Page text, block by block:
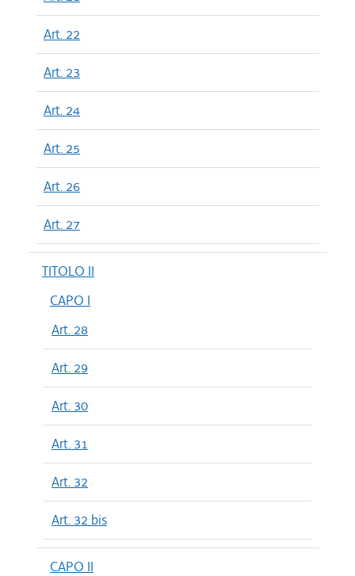
Art. 22
Art. 23
Art. 24
Art. 25
Art. 26
Art. 27
TITOLO II
CAPO I
Art. 28
Art. 29
Art. 30
Art. 31
Art. 32
Art. 32 bis
CAPO II